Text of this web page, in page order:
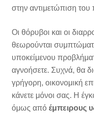
στην αντιμετώπιση
Οι θόρυβοι και οι
θεωρούνται
υποκείμενου
αγνοήσετε. Συχνά, θα
γρήγορη, οικονομική
κάνετε μόνοι σας. Η
όμως από έμπειρους